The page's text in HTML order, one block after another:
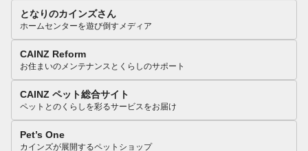
となりのカインズさん
ホームセンターを遊び倒すメディア
CAINZ Reform
お住まいのメンテナンスとくらしのサポート
CAINZ ペット総合サイト
ペットとのくらしを彩るサービスをお届け
Pet’s One
カインズが展開するペットショップ